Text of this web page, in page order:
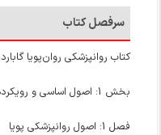
سرفصل کتاب
کتاب روانپزشکی روان‌پویا گابارد
بخش 1: اصول اساسی و رویکردهای درمانی در روانپزشکی پویا
فصل 1: اصول روانپزشکی پویا